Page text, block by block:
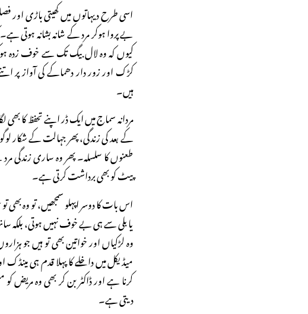
اسی طرح دیہاتوں میں کھیتی باڑی
بے پروا ہوکر مرد کے شانہ بشانہ ہوتی
کیوں کہ وہ لال بیگ تک سے خوف زدہ
کڑک اور زور دار دھماکے کی آواز پر
ہیں۔
مردانہ سماج میں ایک ڈر اپنے تحفظ کا
کے بعد کی زندگی، پھر جہالت کے شکار
طعنوں کا سلسلہ۔ پھر وہ ساری زندگی
پیٹ کو بھی برداشت کرتی ہے۔
اس بات کا دوسر اپہلو سمجھیں، تو وہ
یا بلی سے ہی بے خوف نہیں ہوتی، بلکہ
وہ لڑکیاں اور خواتین بھی تو ہیں جو
میڈیکل میں داخلے کا پہلا قدم ہی
کرنا ہے اور ڈاکٹر بن کر بھی وہ مریض کو
دیتی ہے۔